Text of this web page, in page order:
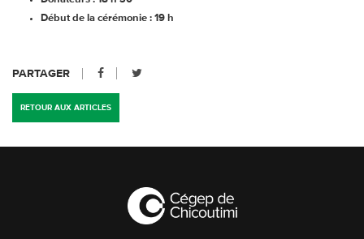
Début de la cérémonie : 19 h
PARTAGER
RETOUR AUX ARTICLES